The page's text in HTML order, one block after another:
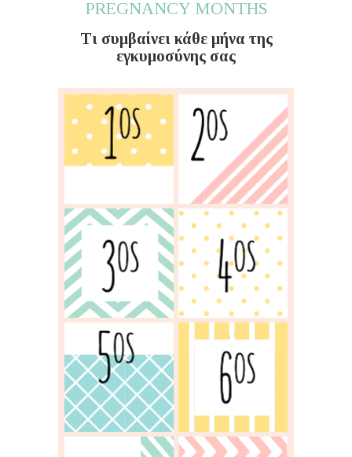
PREGNANCY MONTHS
Τι συμβαίνει κάθε μήνα της
εγκυμοσύνης σας